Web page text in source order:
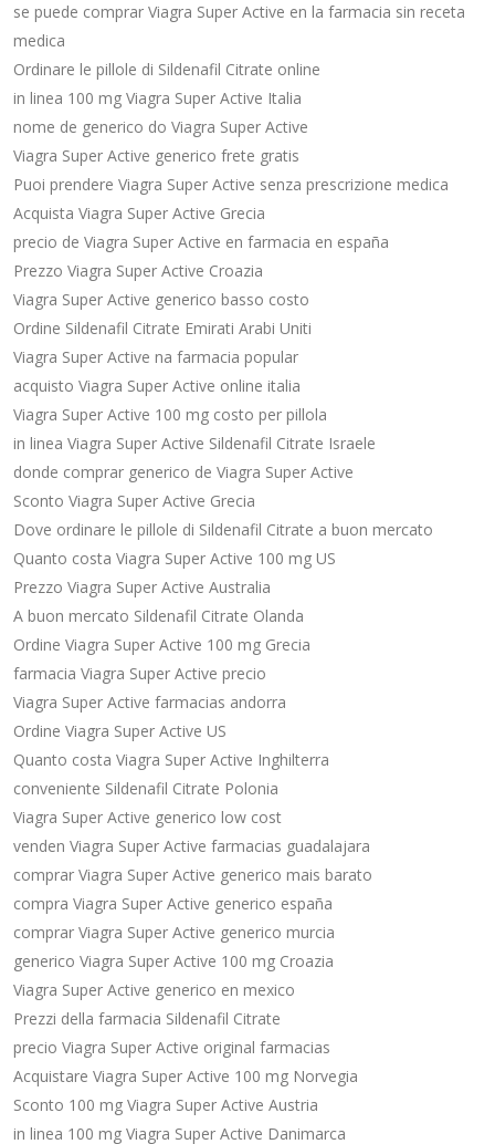
se puede comprar Viagra Super Active en la farmacia sin receta
medica
Ordinare le pillole di Sildenafil Citrate online
in linea 100 mg Viagra Super Active Italia
nome de generico do Viagra Super Active
Viagra Super Active generico frete gratis
Puoi prendere Viagra Super Active senza prescrizione medica
Acquista Viagra Super Active Grecia
precio de Viagra Super Active en farmacia en españa
Prezzo Viagra Super Active Croazia
Viagra Super Active generico basso costo
Ordine Sildenafil Citrate Emirati Arabi Uniti
Viagra Super Active na farmacia popular
acquisto Viagra Super Active online italia
Viagra Super Active 100 mg costo per pillola
in linea Viagra Super Active Sildenafil Citrate Israele
donde comprar generico de Viagra Super Active
Sconto Viagra Super Active Grecia
Dove ordinare le pillole di Sildenafil Citrate a buon mercato
Quanto costa Viagra Super Active 100 mg US
Prezzo Viagra Super Active Australia
A buon mercato Sildenafil Citrate Olanda
Ordine Viagra Super Active 100 mg Grecia
farmacia Viagra Super Active precio
Viagra Super Active farmacias andorra
Ordine Viagra Super Active US
Quanto costa Viagra Super Active Inghilterra
conveniente Sildenafil Citrate Polonia
Viagra Super Active generico low cost
venden Viagra Super Active farmacias guadalajara
comprar Viagra Super Active generico mais barato
compra Viagra Super Active generico españa
comprar Viagra Super Active generico murcia
generico Viagra Super Active 100 mg Croazia
Viagra Super Active generico en mexico
Prezzi della farmacia Sildenafil Citrate
precio Viagra Super Active original farmacias
Acquistare Viagra Super Active 100 mg Norvegia
Sconto 100 mg Viagra Super Active Austria
in linea 100 mg Viagra Super Active Danimarca